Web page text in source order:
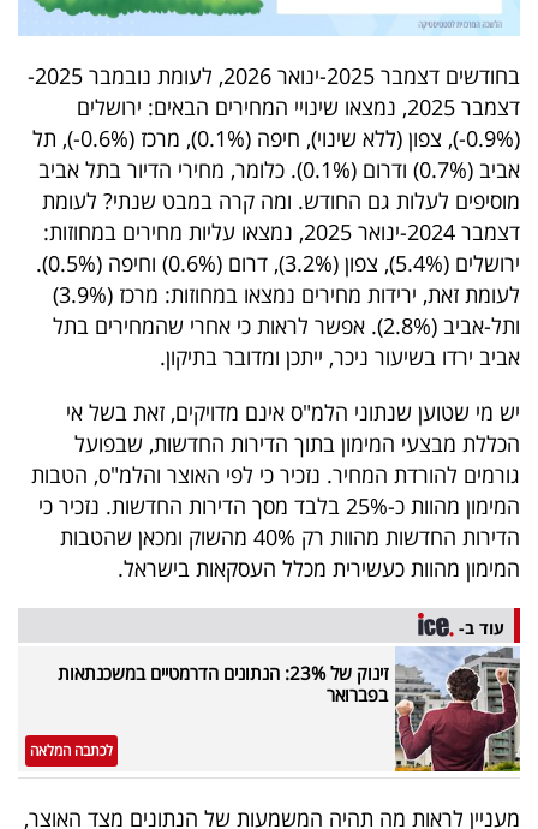
בחודשים דצמבר 2025-ינואר 2026, לעומת נובמבר 2025-
דצמבר 2025, נמצאו שינויי המחירים הבאים: ירושלים
(0.9%-), צפון (ללא שינוי), חיפה (0.1%), מרכז (0.6%-), תל
אביב (0.7%) ודרום (0.1%). כלומר, מחירי הדיור בתל אביב
מוסיפים לעלות גם החודש. ומה קרה במבט שנתי? לעומת
דצמבר 2024-ינואר 2025, נמצאו עליות מחירים במחוזות:
ירושלים (5.4%), צפון (3.2%), דרום (0.6%) וחיפה (0.5%).
לעומת זאת, ירידות מחירים נמצאו במחוזות: מרכז (3.9%)
ותל-אביב (2.8%). אפשר לראות כי אחרי שהמחירים בתל
אביב ירדו בשיעור ניכר, ייתכן ומדובר בתיקון.
יש מי שטוען שנתוני הלמ"ס אינם מדויקים, זאת בשל אי
הכללת מבצעי המימון בתוך הדירות החדשות, שבפועל
גורמים להורדת המחיר. נזכיר כי לפי האוצר והלמ"ס, הטבות
המימון מהוות כ-25% בלבד מסך הדירות החדשות. נזכיר כי
הדירות החדשות מהוות רק 40% מהשוק ומכאן שהטבות
המימון מהוות כעשירית מכלל העסקאות בישראל.
עוד ב-
זינוק של 23%: הנתונים הדרמטיים במשכנתאות
בפברואר
לכתבה המלאה
מעניין לראות מה תהיה המשמעות של הנתונים מצד האוצר,